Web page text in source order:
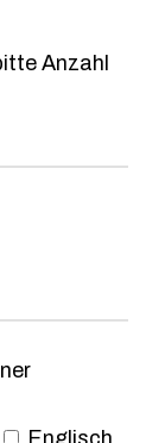
Anzahl
Englisch